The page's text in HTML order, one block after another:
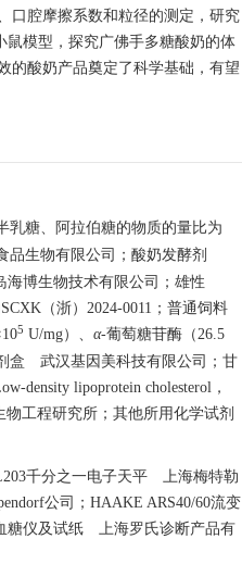
口腔摩擦系数和粒径的测定，研究
鼠模型，探究广佛手多糖酸奶的体
的酸奶产品奠定了科学基础，有望
乳糖、阿拉伯糖的物质的量比为
生物有限公司；酸奶发酵剂
博生物技术有限公司；雄性
（浙）2024-0011；普通饲料
5 U/mg）、 α-葡萄糖苷酶（26.5
盒 武汉基因美科技有限公司；甘
density lipoprotein cholesterol，
工程研究所；其他所用化学试剂
千分之一电子天平 上海梅特勒
公司；HAAKE ARS40/60流变
糖仪及试纸 上海罗氏诊断产品有